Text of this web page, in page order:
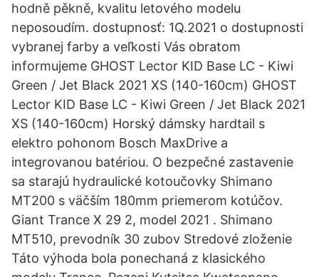
hodně pěkně, kvalitu letového modelu
neposoudím. dostupnosť: 1Q.2021 o dostupnosti
vybranej farby a veľkosti Vás obratom
informujeme GHOST Lector KID Base LC - Kiwi
Green / Jet Black 2021 XS (140-160cm) GHOST
Lector KID Base LC - Kiwi Green / Jet Black 2021
XS (140-160cm) Horský dámsky hardtail s
elektro pohonom Bosch MaxDrive a
integrovanou batériou. O bezpečné zastavenie
sa starajú hydraulické kotoučovky Shimano
MT200 s väčším 180mm priemerom kotúčov.
Giant Trance X 29 2, model 2021 . Shimano
MT510, prevodník 30 zubov Stredové zloženie
Táto výhoda bola ponechaná z klasického